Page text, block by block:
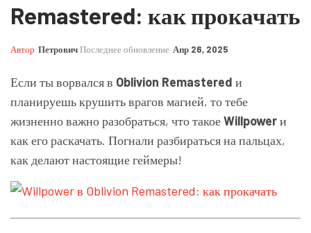
Remastered: как прокачать
Автор ПетровичПоследнее обновление Апр 26, 2025
Если ты ворвался в Oblivion Remastered и
планируешь крушить врагов магией, то тебе
жизненно важно разобраться, что такоеWillpowerи
как его раскачать. Погнали разбираться на пальцах,
как делают настоящие геймеры!